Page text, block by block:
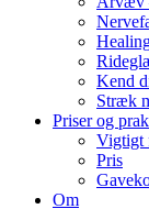
Kend
Stræk
Priser og
Vigtigt
Pris
Om